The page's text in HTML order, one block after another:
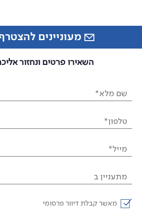
מעוניינים
השאירו פרטים ונחזור
שם מלא*
טלפון*
מייל*
מתעניין ב
מאשר קבלת דיוור פרסומי